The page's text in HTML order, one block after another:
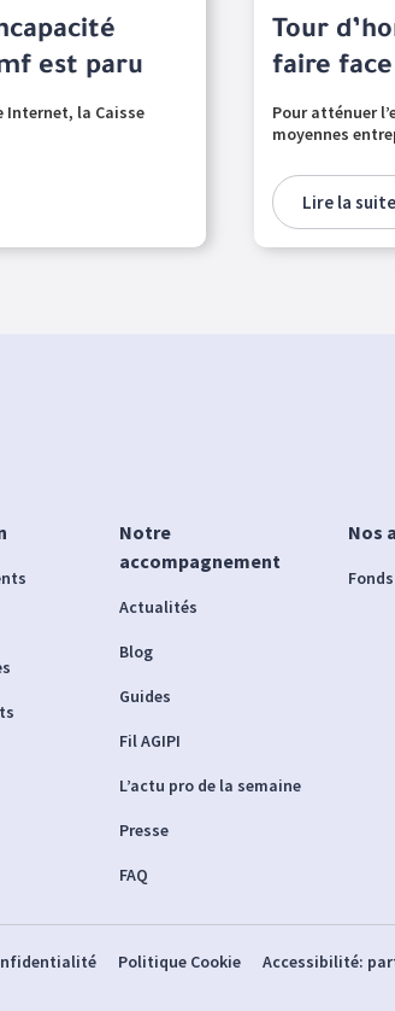
est paru
Internet, la Caisse
Tour
faire face
Pour atténuer
moyennes
Lire la suite
Notre
accompagnement
Actualités
Blog
Guides
Fil AGIPI
L’actu pro de la semaine
Presse
FAQ
Nos
Politique Cookie Accessibilité: